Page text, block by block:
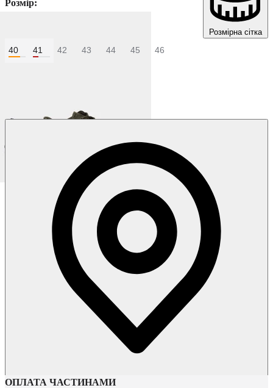
Розмір:
Розмірна сітка
40 41 42 43 44 45 46
Наявність в магазинах
ОПЛАТА ЧАСТИНАМИ